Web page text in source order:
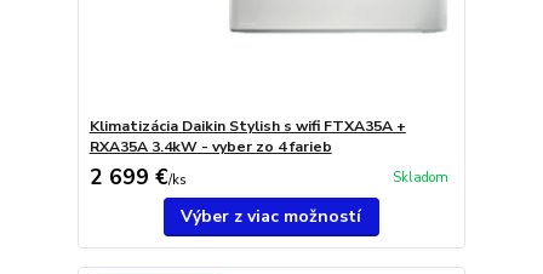
Klimatizácia Daikin Stylish s wifi FTXA35A +
RXA35A 3.4kW - vyber zo 4 farieb
2 699 €/ks Skladom
Výber z viac možností